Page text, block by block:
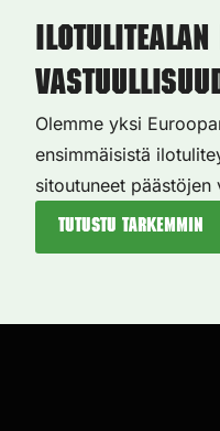
Ilotulitealan
Olemme yksi
ensimmäisistä
sitoutuneet päästöjen
Tutustu tarkemmin